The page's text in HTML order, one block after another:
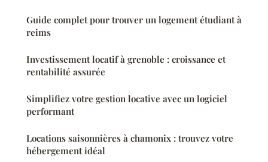
Guide complet pour trouver un logement étudiant à
reims
Investissement locatif à grenoble : croissance et
rentabilité assurée
Simplifiez votre gestion locative avec un logiciel
performant
Locations saisonnières à chamonix : trouvez votre
hébergement idéal